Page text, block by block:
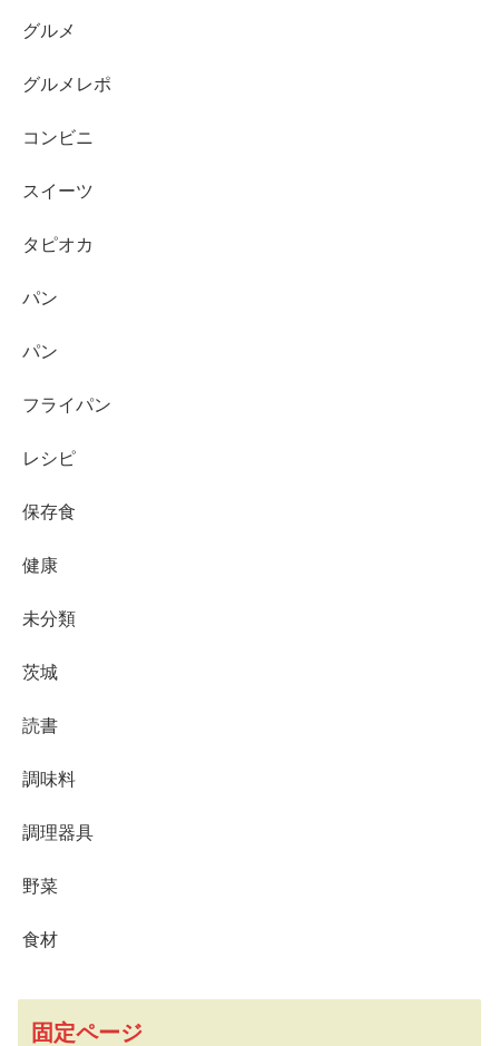
グルメ
グルメレポ
コンビニ
スイーツ
タピオカ
パン
パン
フライパン
レシピ
保存食
健康
未分類
茨城
読書
調味料
調理器具
野菜
食材
固定ページ